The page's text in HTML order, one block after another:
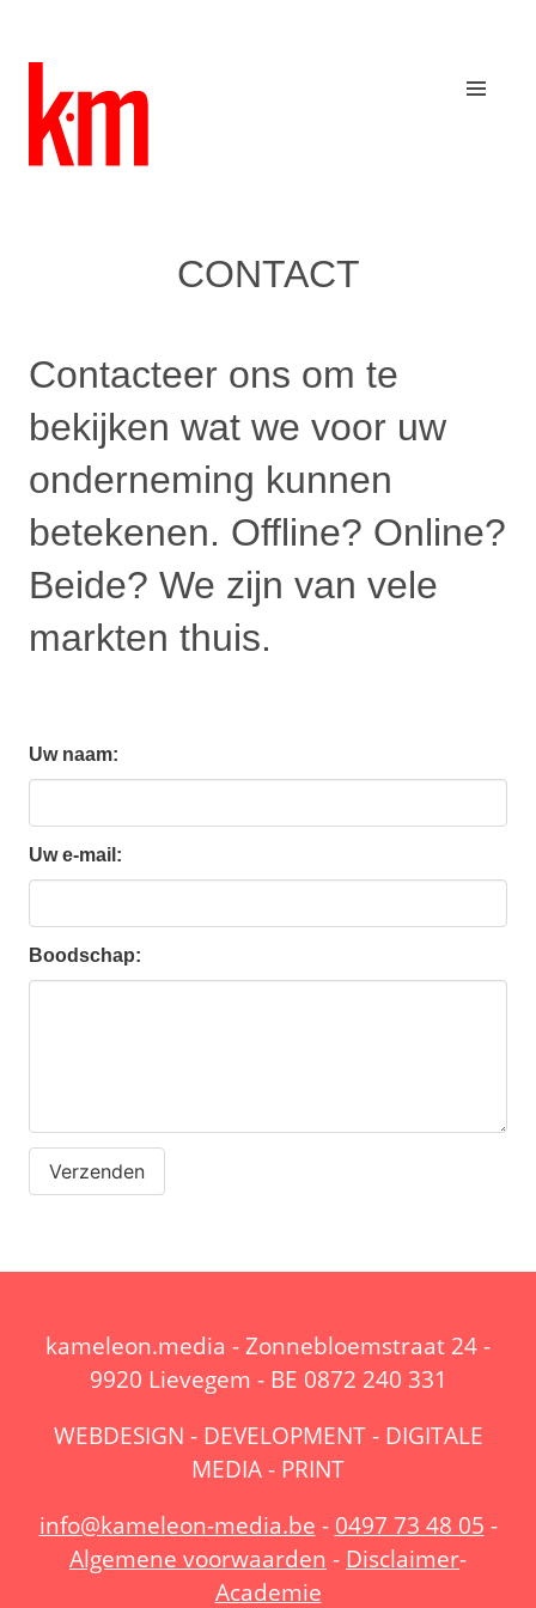
CONTACT
Contacteer ons om te
bekijken wat we voor uw
onderneming kunnen
betekenen. Offline? Online?
Beide? We zijn van vele
markten thuis.
Uw naam:
Uw e-mail:
Boodschap:
Verzenden
kameleon.media - Zonnebloemstraat 24 -
9920 Lievegem - BE 0872 240 331
WEBDESIGN - DEVELOPMENT - DIGITALE
MEDIA - PRINT
info@kameleon-media.be - 0497 73 48 05 -
Algemene voorwaarden - Disclaimer-
Academie